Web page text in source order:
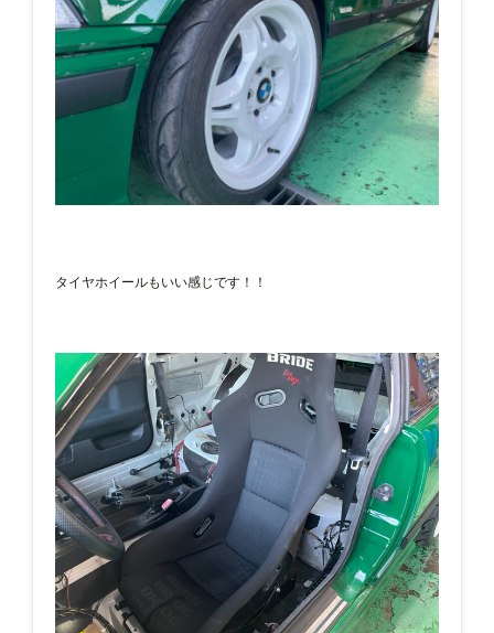
タイヤホイールもいい感じです！！